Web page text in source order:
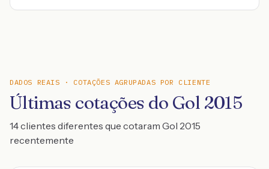
DADOS REAIS · COTAÇÕES AGRUPADAS POR CLIENTE
Últimas cotações do Gol 2015
14 clientes diferentes que cotaram Gol 2015
recentemente